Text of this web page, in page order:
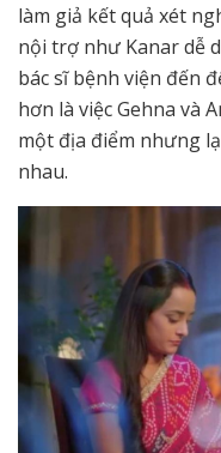
làm giả kết quả xét
nội trợ như Kanar dễ
bác sĩ bệnh viện đến
hơn là việc Gehna và
một địa điểm nhưng
nhau.